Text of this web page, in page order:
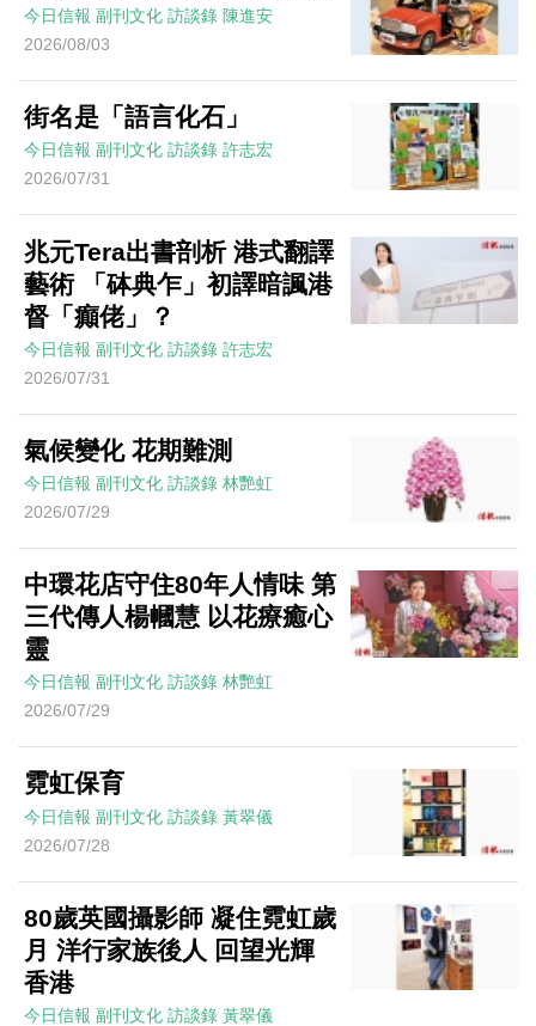
今日信報 副刊文化 訪談錄 陳進安
2026/08/03
街名是「語言化石」
今日信報 副刊文化 訪談錄 許志宏
2026/07/31
兆元Tera出書剖析 港式翻譯
藝術 「砵典乍」初譯暗諷港
督「癲佬」？
今日信報 副刊文化 訪談錄 許志宏
2026/07/31
氣候變化 花期難測
今日信報 副刊文化 訪談錄 林艷虹
2026/07/29
中環花店守住80年人情味 第
三代傳人楊幗慧 以花療癒心
靈
今日信報 副刊文化 訪談錄 林艷虹
2026/07/29
霓虹保育
今日信報 副刊文化 訪談錄 黃翠儀
2026/07/28
80歲英國攝影師 凝住霓虹歲
月 洋行家族後人 回望光輝
香港
今日信報 副刊文化 訪談錄 黃翠儀